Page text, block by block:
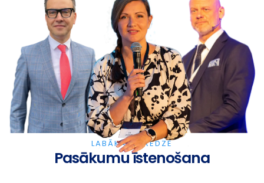
LABĀKĀ PIEREDZE
Pasākumu īstenošana